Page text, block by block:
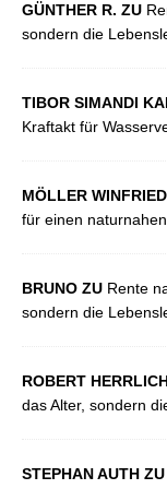
GÜNTHER R. ZU
sondern die
TIBOR SIMANDI
Kraftakt für
MÖLLER
für einen
BRUNO ZU Rente
sondern die
ROBERT
das Alter, sondern
STEPHAN AUTH ZU